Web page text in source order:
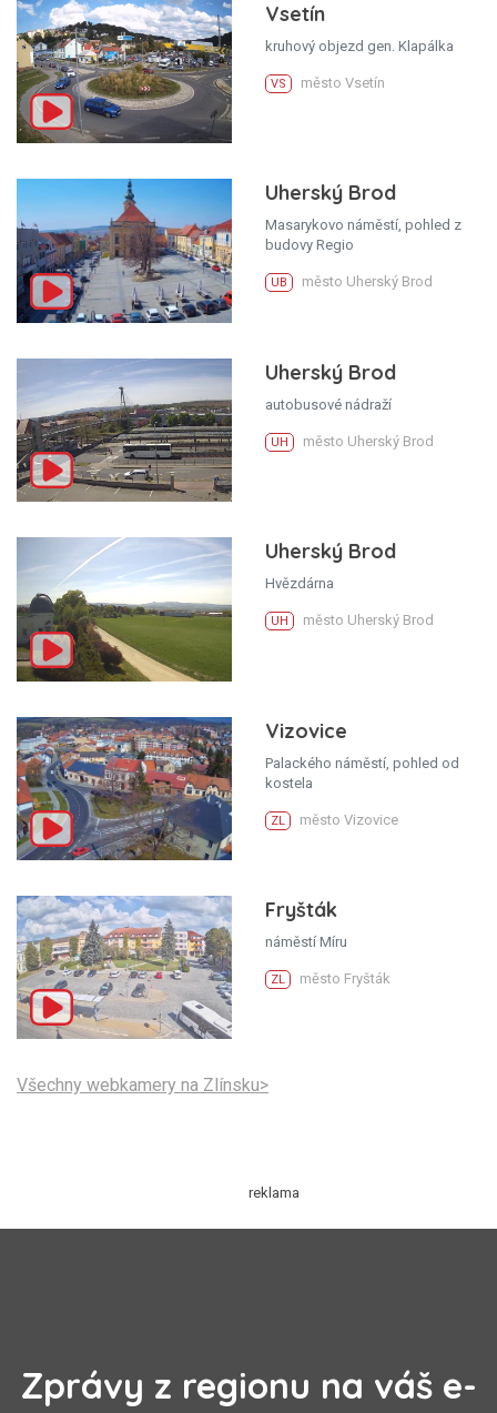
Vsetín
kruhový objezd gen. Klapálka
VS město Vsetín
Uherský Brod
Masarykovo náměstí, pohled z
budovy Regio
UB město Uherský Brod
Uherský Brod
autobusové nádraží
UH město Uherský Brod
Uherský Brod
Hvězdárna
UH město Uherský Brod
Vizovice
Palackého náměstí, pohled od
kostela
ZL město Vizovice
Fryšták
náměstí Míru
ZL město Fryšták
Všechny webkamery na Zlínsku>
Zprávy z regionu na váš e-